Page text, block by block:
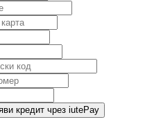
кредит чрез iutePay